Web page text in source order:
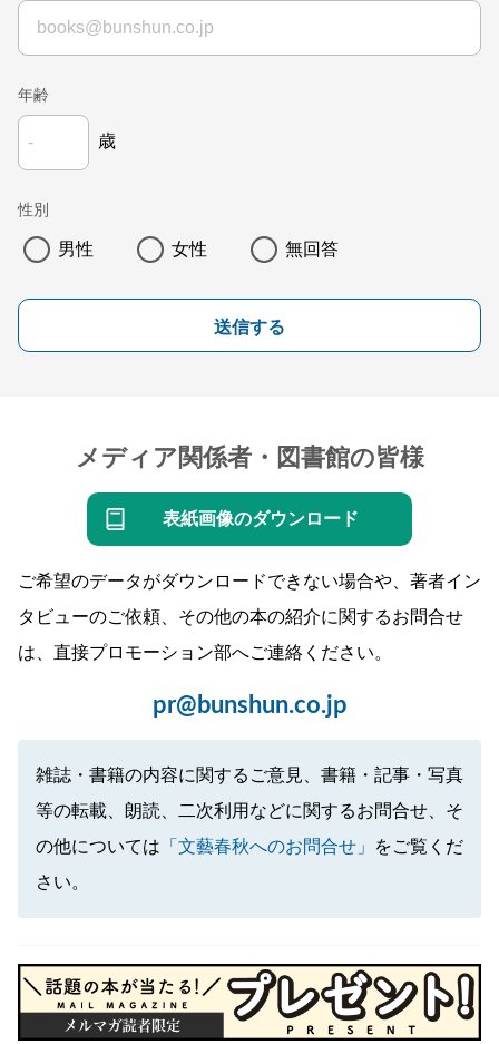
年齢
歳
性別
男性 女性 無回答
送信する
メディア関係者・図書館の皆様
表紙画像のダウンロード
ご希望のデータがダウンロードできない場合や、著者イン
タビューのご依頼、その他の本の紹介に関するお問合せ
は、直接プロモーション部へご連絡ください。
pr@bunshun.co.jp
雑誌・書籍の内容に関するご意見、書籍・記事・写真
等の転載、朗読、二次利用などに関するお問合せ、そ
の他については 「文藝春秋へのお問合せ」
をご覧くだ
さい。